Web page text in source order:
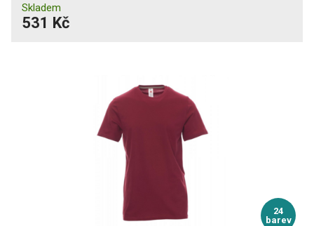
Skladem
531 Kč
24
barev